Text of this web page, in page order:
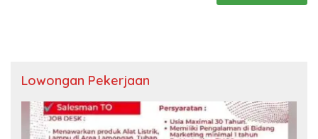
Lowongan Pekerjaan